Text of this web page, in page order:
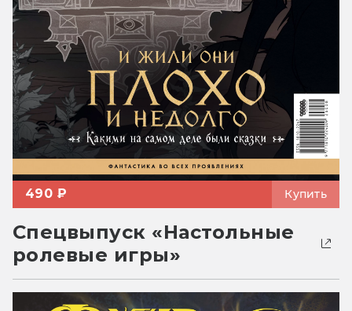
490 ₽ Купить
Спецвыпуск «Настольные
ролевые игры»